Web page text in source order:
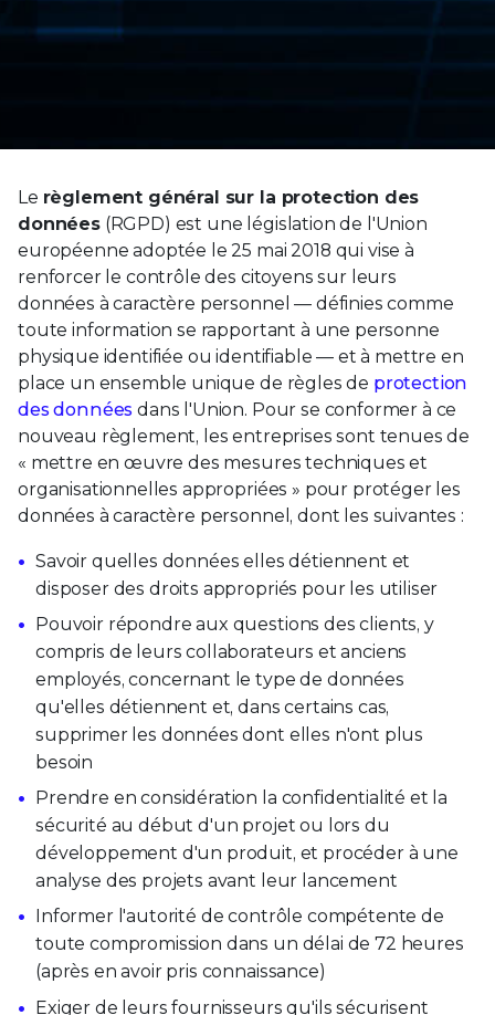
Le règlement général sur la protection des
données(RGPD) est une législation de l'Union
européenne adoptée le 25 mai 2018 qui vise à
renforcer le contrôle des citoyens sur leurs
données à caractère personnel — définies comme
toute information se rapportant à une personne
physique identifiée ou identifiable — et à mettre en
place un ensemble unique de règles de protection
des données dans l'Union. Pour se conformer à ce
nouveau règlement, les entreprises sont tenues de
« mettre en œuvre des mesures techniques et
organisationnelles appropriées » pour protéger les
données à caractère personnel, dont les suivantes :
Savoir quelles données elles détiennent et
disposer des droits appropriés pour les utiliser
Pouvoir répondre aux questions des clients, y
compris de leurs collaborateurs et anciens
employés, concernant le type de données
qu'elles détiennent et, dans certains cas,
supprimer les données dont elles n'ont plus
besoin
Prendre en considération la confidentialité et la
sécurité au début d'un projet ou lors du
développement d'un produit, et procéder à une
analyse des projets avant leur lancement
Informer l'autorité de contrôle compétente de
toute compromission dans un délai de 72 heures
(après en avoir pris connaissance)
Exiger de leurs fournisseurs qu'ils sécurisent